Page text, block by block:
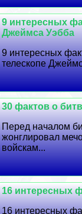
9 интересных
Джеймса Уэбба
9 интересных
телескопе
30 фактов о
Перед началом
жонглировал
войскам...
16 интересных
16 интересных